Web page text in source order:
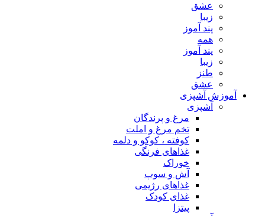
عشق
زیبا
پند آموز
همه
پند آموز
زیبا
طنز
عشق
آموزش آشپزی
آشپزی
مرغ و پرندگان
تخم مرغ و املت
کوفته ، کوکو و دلمه
غذاهای فرنگی
خوراک
آش و سوپ
غذاهای رژیمی
غذای کودک
پیتزا